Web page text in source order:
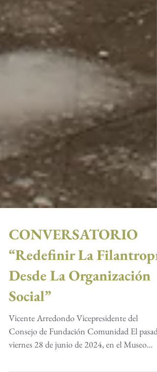
CONVERSATORIO
“Redefinir La Filantropía
Desde La Organización
Social”
Vicente Arredondo Vicepresidente del